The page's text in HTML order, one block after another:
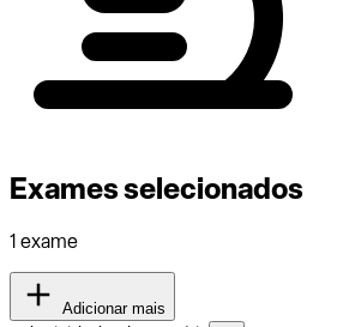
Exames selecionados
1 exame
Adicionar mais